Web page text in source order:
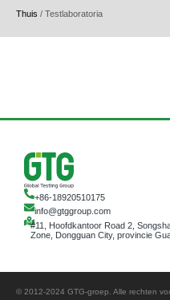
Thuis / Testlaboratoria
+86-18920510175
info@gtggroup.com
#11, Hoofdkantoor Road 2,
Zone, Dongguan City, provincie
© 2012-2024 GTG-groep. Alle rechten